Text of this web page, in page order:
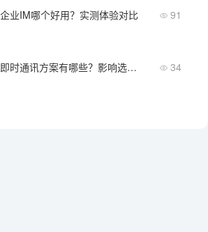
业IM哪个好用？实测体验对比 91
政务即时通讯方案有哪些？影响选型决策的核心因素 34